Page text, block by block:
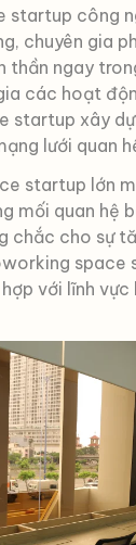
startup công
chuyên gia
thần ngay
các hoạt
startup xây
lưới quan
startup lớn
mối quan hệ
chắc cho sự
space
với lĩnh vực